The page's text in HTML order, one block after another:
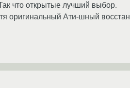
что открытые лучший выбор.
оригинальный Ати-шный